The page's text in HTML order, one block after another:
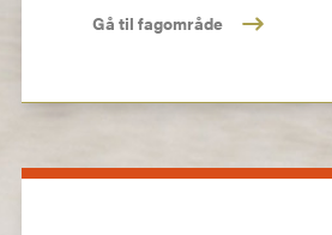
Gå til fagområde